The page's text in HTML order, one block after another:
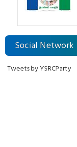
Social Network
Tweets by YSRCParty